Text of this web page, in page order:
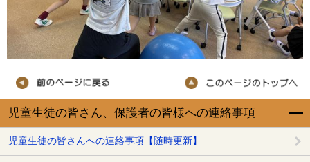
児童生徒の皆さん、保護者の皆様への連絡事項
児童生徒の皆さんへの連絡事項【随時更新】